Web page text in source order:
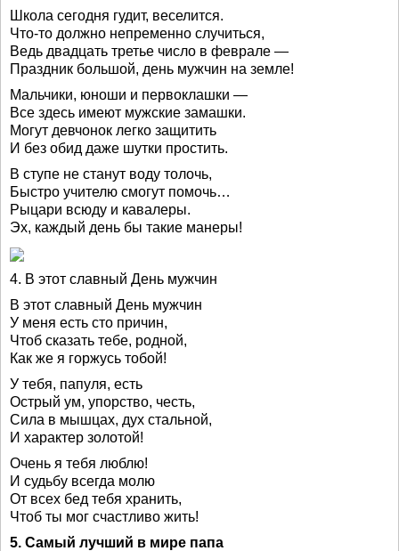
Школа сегодня гудит, веселится.
Что-то должно непременно случиться,
Ведь двадцать третье число в феврале —
Праздник большой, день мужчин на земле!
Мальчики, юноши и первоклашки —
Все здесь имеют мужские замашки.
Могут девчонок легко защитить
И без обид даже шутки простить.
В ступе не станут воду толочь,
Быстро учителю смогут помочь…
Рыцари всюду и кавалеры.
Эх, каждый день бы такие манеры!
4. В этот славный День мужчин
В этот славный День мужчин
У меня есть сто причин,
Чтоб сказать тебе, родной,
Как же я горжусь тобой!
У тебя, папуля, есть
Острый ум, упорство, честь,
Сила в мышцах, дух стальной,
И характер золотой!
Очень я тебя люблю!
И судьбу всегда молю
От всех бед тебя хранить,
Чтоб ты мог счастливо жить!
5. Самый лучший в мире папа